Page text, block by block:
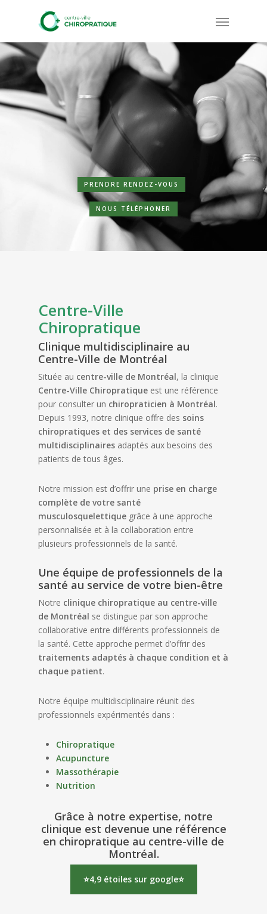
content
Menu
PRENDRE RENDEZ-VOUS
NOUS TÉLÉPHONER
Centre-Ville
Chiropratique
Clinique multidisciplinaire au
Centre-Ville de Montréal
Située au centre-ville de Montréal, la clinique
Centre-Ville Chiropratique est une référence
pour consulter un chiropraticien à Montréal.
Depuis 1993, notre clinique offre des soins
chiropratiques et des services de santé
multidisciplinaires adaptés aux besoins des
patients de tous âges.
Notre mission est d’offrir une prise en charge
complète de votre santé
musculosquelettique grâce à une approche
personnalisée et à la collaboration entre
plusieurs professionnels de la santé.
Une équipe de professionnels de la
santé au service de votre bien-être
Notre clinique chiropratique au centre-ville
de Montréal se distingue par son approche
collaborative entre différents professionnels de
la santé. Cette approche permet d’offrir des
traitements adaptés à chaque condition et à
chaque patient.
Notre équipe multidisciplinaire réunit des
professionnels expérimentés dans :
Chiropratique
Acupuncture
Massothérapie
Nutrition
Grâce à notre expertise, notre
clinique est devenue une référence
en chiropratique au centre-ville de
Montréal.
⭐4,9 étoiles sur google⭐